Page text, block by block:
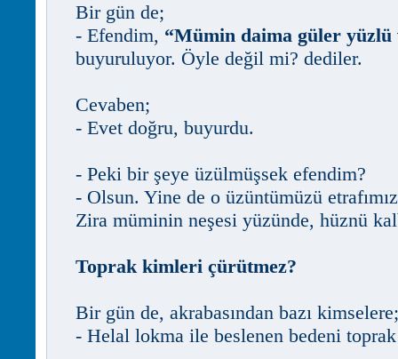
Bir gün de;
- Efendim, “Mümin daima güler yüzlü
buyuruluyor. Öyle değil mi? dediler.
Cevaben;
- Evet doğru, buyurdu.
- Peki bir şeye üzülmüşsek efendim?
- Olsun. Yine de o üzüntümüzü
Zira müminin neşesi yüzünde, hüznü
Toprak kimleri çürütmez?
Bir gün de, akrabasından bazı kimselere;
- Helal lokma ile beslenen bedeni